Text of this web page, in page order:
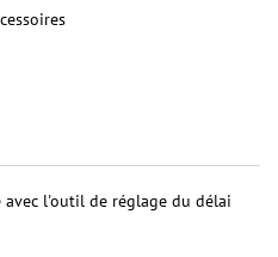
avec l'outil de réglage du délai